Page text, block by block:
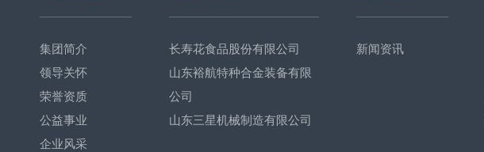
集团简介
领导关怀
荣誉资质
公益事业
企业风采
长寿花食品股份有限公司
山东裕航特种合金装备有限
公司
山东三星机械制造有限公司
新闻资讯